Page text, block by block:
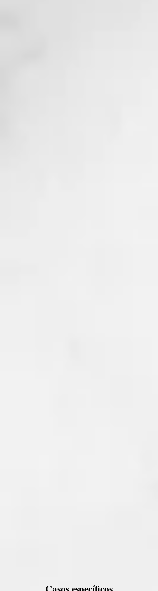
Casos específicos